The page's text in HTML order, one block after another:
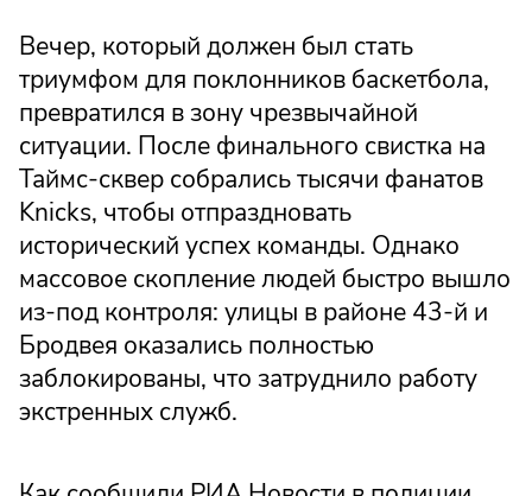
Вечер, который должен был стать
триумфом для поклонников баскетбола,
превратился в зону чрезвычайной
ситуации. После финального свистка на
Таймс-сквер собрались тысячи фанатов
Knicks, чтобы отпраздновать
исторический успех команды. Однако
массовое скопление людей быстро вышло
из-под контроля: улицы в районе 43-й и
Бродвея оказались полностью
заблокированы, что затруднило работу
экстренных служб.